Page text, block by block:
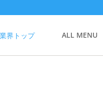
ALL MENU